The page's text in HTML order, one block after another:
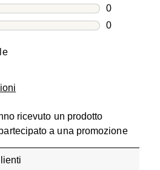
0
0
0
0
ricevuto un prodotto
a una promozione